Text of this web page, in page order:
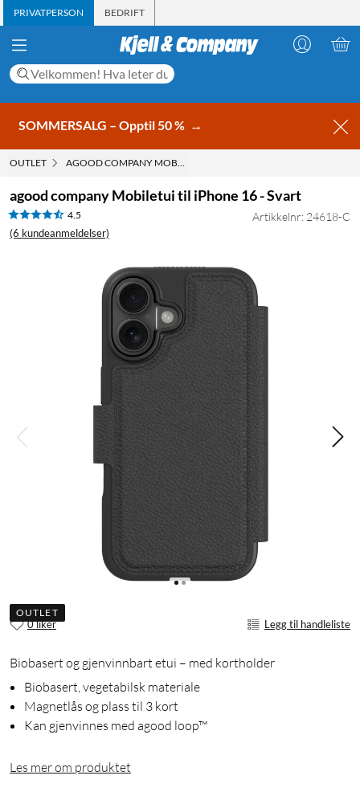
PRIVATPERSON BEDRIFT
SOMMERSALG – Opptil 50 % →
OUTLET AGOOD COMPANY MOBILETUI TIL IPHONE 16 - SVART
agood company Mobiletui til iPhone 16 - Svart
4.5
(6 kundeanmeldelser)
Artikkelnr: 24618-C
OUTLET
0 liker Legg til handleliste
Biobasert og gjenvinnbart etui – med kortholder
Biobasert, vegetabilsk materiale
Magnetlås og plass til 3 kort
Kan gjenvinnes med agood loop™
Les mer om produktet